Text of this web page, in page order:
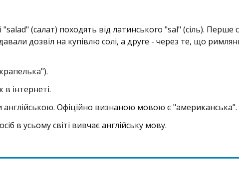
"salad" (салат) походять від латинського "sal" (сіль). Перше
дозвіл на купівлю солі, а друге - через те, що
інтернеті.
англійською. Офіційно визнаною мовою є "американська".
в усьому світі вивчає англійську мову.